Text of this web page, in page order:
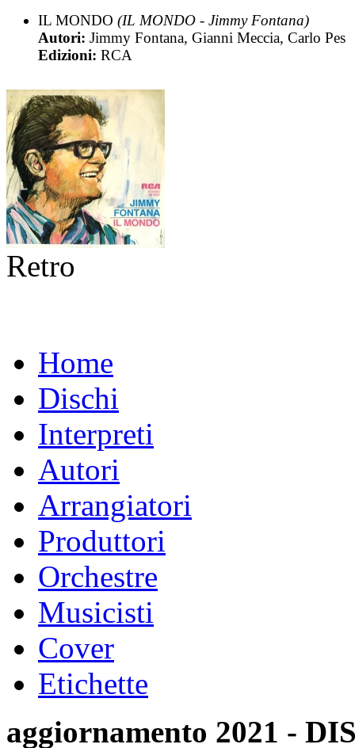
IL MONDO (IL MONDO - Jimmy Fontana)
Autori: Jimmy Fontana, Gianni Meccia, Carlo Pes
Edizioni: RCA
Retro
Home
Dischi
Interpreti
Autori
Arrangiatori
Produttori
Orchestre
Musicisti
Cover
Etichette
aggiornamento 2021 -